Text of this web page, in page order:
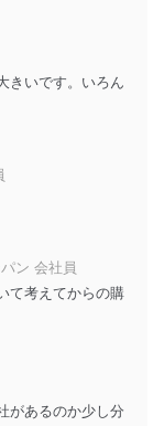
きいです。いろん
ン 会社員
て考えてからの購
があるのか少し分